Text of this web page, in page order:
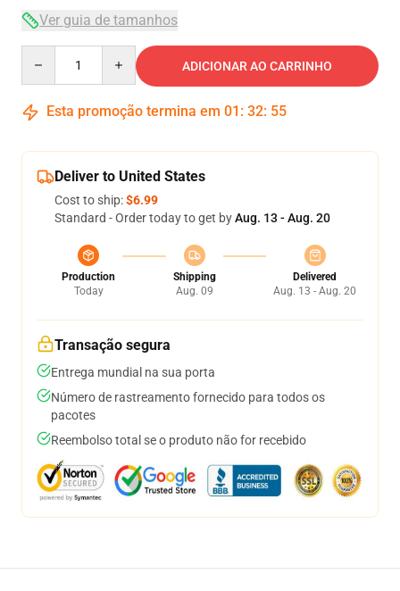
Ver guia de tamanhos
ADICIONAR AO CARRINHO
Esta promoção termina em 01 : 32: 55
Deliver to United States
Cost to ship:$6.99
Standard - Order today to get byAug. 13 - Aug. 20
Production
Today
Shipping
Aug. 09
Delivered
Aug. 13 - Aug. 20
Transação segura
Entrega mundial na sua porta
Número de rastreamento fornecido para todos os
pacotes
Reembolso total se o produto não for recebido